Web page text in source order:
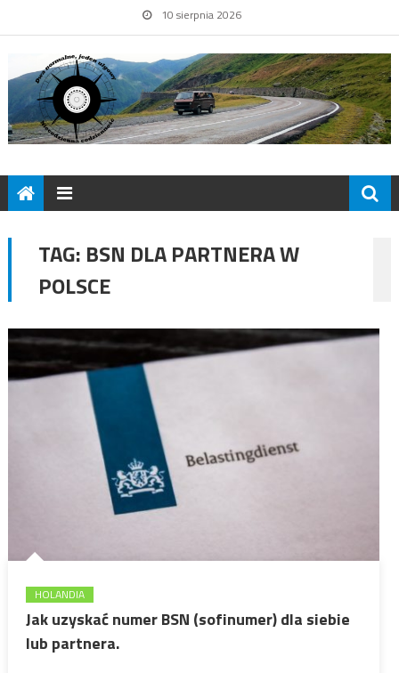
10 sierpnia 2026
TAG: BSN DLA PARTNERA W
POLSCE
HOLANDIA
Jak uzyskać numer BSN (sofinumer) dla siebie
lub partnera.